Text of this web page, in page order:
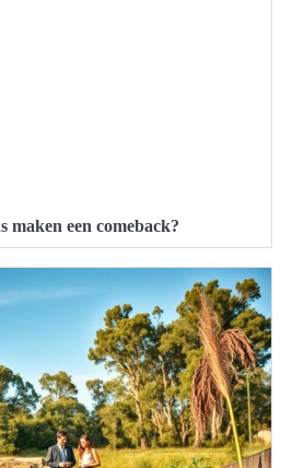
maken een comeback?